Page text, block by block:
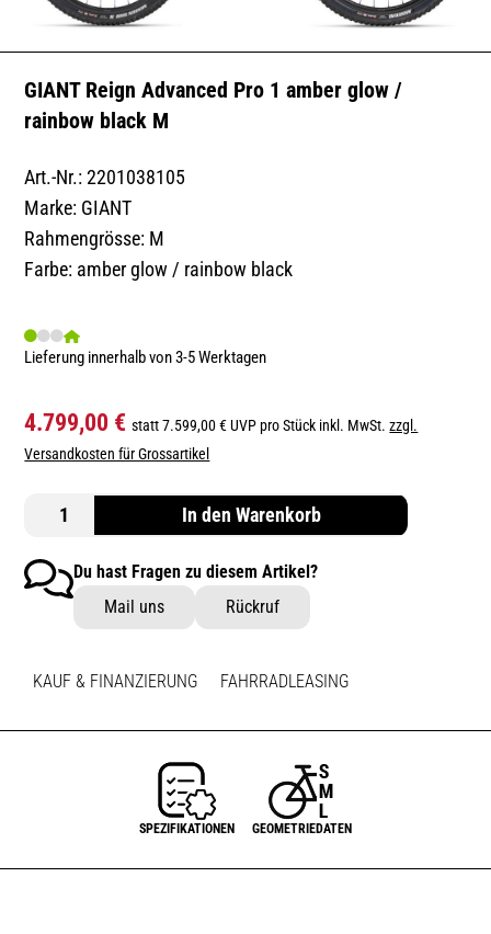
GIANT Reign Advanced Pro 1 amber glow /
rainbow black M
Art.-Nr.: 2201038105
Marke: GIANT
Rahmengrösse: M
Farbe: amber glow / rainbow black
Lieferung innerhalb von 3-5 Werktagen
4.799,00 €statt 7.599,00 € UVP pro Stück inkl. MwSt.zzgl.
Versandkosten für Grossartikel
In den Warenkorb
Du hast Fragen zu diesem Artikel?
Mail uns
Rückruf
KAUF & FINANZIERUNG FAHRRADLEASING
SPEZIFIKATIONEN GEOMETRIEDATEN